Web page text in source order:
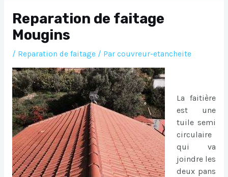
Reparation de faitage
Mougins
/ Reparation de faitage/ Par couvreur-etancheite
La faitière
est une
tuile semi
circulaire
qui va
joindre les
deux pans